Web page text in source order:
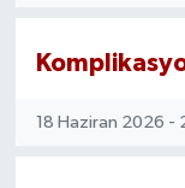
18 Haziran 2026 -